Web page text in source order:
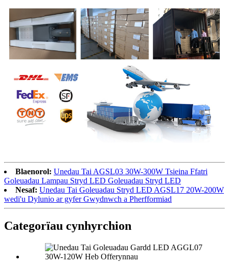
Blaenorol: Unedau Tai AGSL03 30W-300W Tsieina Ffatri
Goleuadau Lampau Stryd LED Goleuadau Stryd LED
Nesaf: Unedau Tai Goleuadau Stryd LED AGSL17 20W-200W
wedi'u Dylunio ar gyfer Gwydnwch a Pherfformiad
Categorïau cynhyrchion